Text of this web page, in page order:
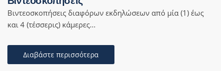
Βιντεοσκοπήσεις διαφόρων εκδηλώσεων από μία (1) έως
και 4 (τέσσερις) κάμερες…
Διαβάστε περισσότερα